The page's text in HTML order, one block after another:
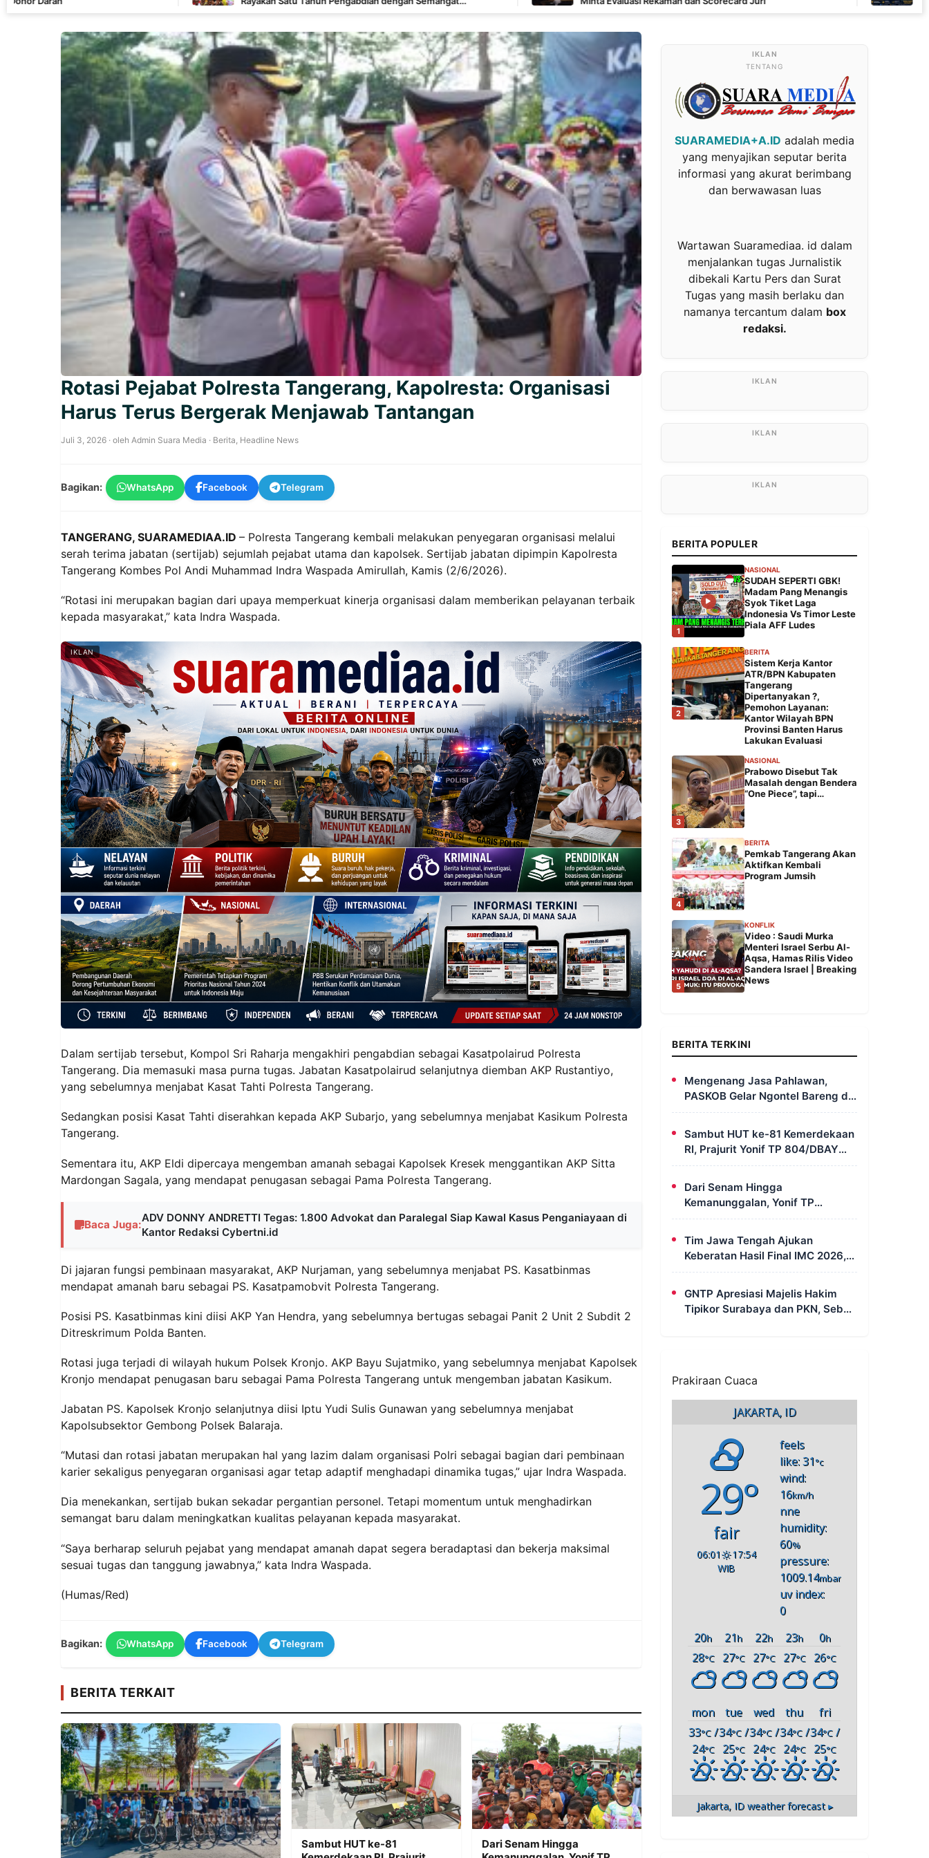
Rotasi Pejabat Polresta Tangerang, Kapolresta: Organisasi
Harus Terus Bergerak Menjawab Tantangan
Juli 3, 2026 · oleh Admin Suara Media · Berita Headline News
Bagikan: WhatsApp Facebook Telegram
TANGERANG, SUARAMEDIAA.ID – Polresta Tangerang kembali melakukan penyegaran organisasi melalui
serah terima jabatan (sertijab) sejumlah pejabat utama dan kapolsek. Sertijab jabatan dipimpin Kapolresta
Tangerang Kombes Pol Andi Muhammad Indra Waspada Amirullah, Kamis (2/6/2026).
“Rotasi ini merupakan bagian dari upaya memperkuat kinerja organisasi dalam memberikan pelayanan terbaik
kepada masyarakat,” kata Indra Waspada.
IKLAN
Dalam sertijab tersebut, Kompol Sri Raharja mengakhiri pengabdian sebagai Kasatpolairud Polresta
Tangerang. Dia memasuki masa purna tugas. Jabatan Kasatpolairud selanjutnya diemban AKP Rustantiyo,
yang sebelumnya menjabat Kasat Tahti Polresta Tangerang.
Sedangkan posisi Kasat Tahti diserahkan kepada AKP Subarjo, yang sebelumnya menjabat Kasikum Polresta
Tangerang.
Sementara itu, AKP Eldi dipercaya mengemban amanah sebagai Kapolsek Kresek menggantikan AKP Sitta
Mardongan Sagala, yang mendapat penugasan sebagai Pama Polresta Tangerang.
Baca Juga:
ADV DONNY ANDRETTI Tegas: 1.800 Advokat dan Paralegal Siap Kawal Kasus Penganiayaan di
Kantor Redaksi Cybertni.id
Di jajaran fungsi pembinaan masyarakat, AKP Nurjaman, yang sebelumnya menjabat PS. Kasatbinmas
mendapat amanah baru sebagai PS. Kasatpamobvit Polresta Tangerang.
Posisi PS. Kasatbinmas kini diisi AKP Yan Hendra, yang sebelumnya bertugas sebagai Panit 2 Unit 2 Subdit 2
Ditreskrimum Polda Banten.
Rotasi juga terjadi di wilayah hukum Polsek Kronjo. AKP Bayu Sujatmiko, yang sebelumnya menjabat Kapolsek
Kronjo mendapat penugasan baru sebagai Pama Polresta Tangerang untuk mengemban jabatan Kasikum.
Jabatan PS. Kapolsek Kronjo selanjutnya diisi Iptu Yudi Sulis Gunawan yang sebelumnya menjabat
Kapolsubsektor Gembong Polsek Balaraja.
“Mutasi dan rotasi jabatan merupakan hal yang lazim dalam organisasi Polri sebagai bagian dari pembinaan
karier sekaligus penyegaran organisasi agar tetap adaptif menghadapi dinamika tugas,” ujar Indra Waspada.
Dia menekankan, sertijab bukan sekadar pergantian personel. Tetapi momentum untuk menghadirkan
semangat baru dalam meningkatkan kualitas pelayanan kepada masyarakat.
“Saya berharap seluruh pejabat yang mendapat amanah dapat segera beradaptasi dan bekerja maksimal
sesuai tugas dan tanggung jawabnya,” kata Indra Waspada.
(Humas/Red)
Bagikan: WhatsApp Facebook Telegram
BERITA TERKAIT
Sambut HUT ke-81
Dari Senam Hingga
TENTANG
SUARAMEDIA+A.ID adalah media
yang menyajikan seputar berita
informasi yang akurat berimbang
dan berwawasan luas
Wartawan Suaramediaa. id dalam
menjalankan tugas Jurnalistik
dibekali Kartu Pers dan Surat
Tugas yang masih berlaku dan
namanya tercantum dalam box
redaksi.
BERITA POPULER
1
NASIONAL
SUDAH SEPERTI GBK!
Madam Pang Menangis
Syok Tiket Laga
Indonesia Vs Timor Leste
Piala AFF Ludes
2
BERITA
Sistem Kerja Kantor
ATR/BPN Kabupaten
Tangerang
Dipertanyakan ?,
Pemohon Layanan:
Kantor Wilayah BPN
Provinsi Banten Harus
Lakukan Evaluasi
3
NASIONAL
Prabowo Disebut Tak
Masalah dengan Bendera
“One Piece”, tapi…
4
BERITA
Pemkab Tangerang Akan
Aktifkan Kembali
Program Jumsih
5
KONFLIK
Video : Saudi Murka
Menteri Israel Serbu Al-
Aqsa, Hamas Rilis Video
Sandera Israel | Breaking
News
BERITA TERKINI
Mengenang Jasa Pahlawan,
PASKOB Gelar Ngontel Bareng di
Bondowoso
Sambut HUT ke-81 Kemerdekaan
RI, Prajurit Yonif TP 804/DBAY
Ikuti Kegiatan Donor Darah
Dari Senam Hingga
Kemanunggalan, Yonif TP
820/DAAI Rayakan Satu Tahun
Pengabdian dengan Semangat
Kebersamaan
Tim Jawa Tengah Ajukan
Keberatan Hasil Final IMC 2026,
Minta Evaluasi Rekaman dan
Scorecard Juri
GNTP Apresiasi Majelis Hakim
Tipikor Surabaya dan PKN, Sebut
Prakiraan Cuaca
JAKARTA, ID
29°
fair
06:01
17:54
WIB
feels
like: 31°c
wind:
16km/h
nne
humidity:
60%
pressure:
1009.14mbar
uv index:
0
20h 21h 22h 23h 0h
28°C 27°C 27°C 27°C 26°C
mon tue wed thu
fri
33°C/
24°C
34°C/
25°C
34°C/
24°C
34°C/
24°C
34°C /
25°C
Jakarta, IDweather forecast ▸